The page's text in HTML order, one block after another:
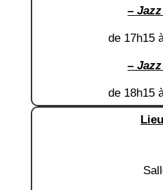
–
de 17h15
–
de 18h15